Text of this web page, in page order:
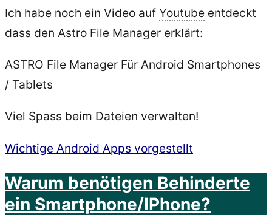
Ich habe noch ein Video auf Youtube entdeckt
dass den Astro File Manager erklärt:
ASTRO File Manager Für Android Smartphones
/ Tablets
Viel Spass beim Dateien verwalten!
Wichtige Android Apps vorgestellt
Warum benötigen Behinderte
ein Smartphone/IPhone?